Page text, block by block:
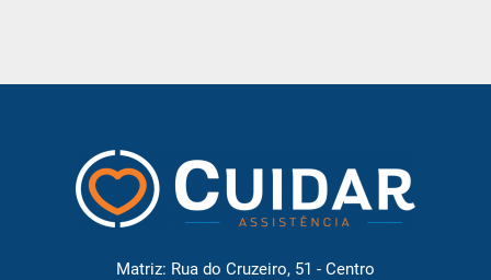
Matriz: Rua do Cruzeiro, 51 - Centro